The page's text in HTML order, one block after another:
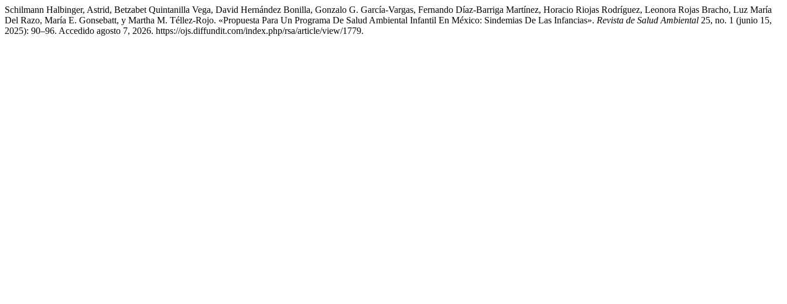
Schilmann Halbinger, Astrid, Betzabet Quintanilla Vega, David Hernández Bonilla, Gonzalo G. García-Vargas, Fernando Díaz-Barriga Martínez, Horacio Riojas Rodríguez, Leonora Rojas Bracho, Luz María
Del Razo, María E. Gonsebatt, y Martha M. Téllez-Rojo. «Propuesta Para Un Programa De Salud Ambiental Infantil En México: Sindemias De Las Infancias». Revista de Salud Ambiental 25, no. 1 (junio 15,
2025): 90–96. Accedido agosto 7, 2026. https://ojs.diffundit.com/index.php/rsa/article/view/1779.